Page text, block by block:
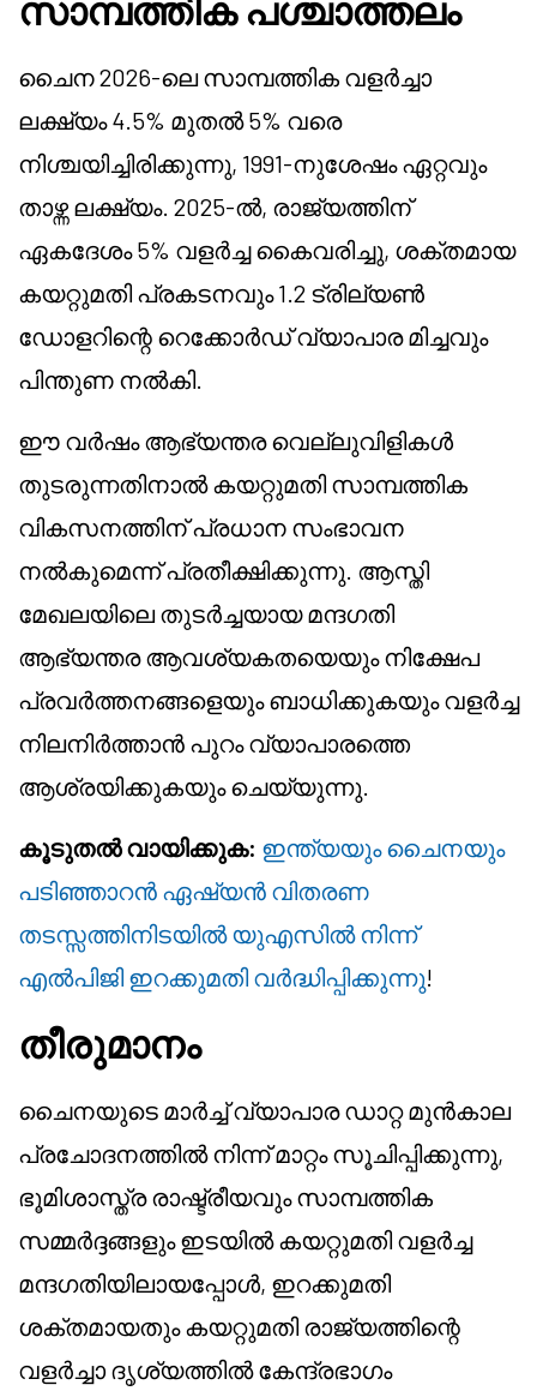
സാമ്പത്തിക പശ്ചാത്തലം
ചൈന 2026-ലെ സാമ്പത്തിക വളർച്ചാ
ലക്ഷ്യം 4.5% മുതൽ 5% വരെ
നിശ്ചയിച്ചിരിക്കുന്നു, 1991-നുശേഷം ഏറ്റവും
താഴ്ന്ന ലക്ഷ്യം. 2025-ൽ, രാജ്യത്തിന്
ഏകദേശം 5% വളർച്ച കൈവരിച്ചു, ശക്തമായ
കയറ്റുമതി പ്രകടനവും 1.2 ട്രില്യൺ
ഡോളറിന്റെ റെക്കോർഡ് വ്യാപാര മിച്ചവും
പിന്തുണ നൽകി.
ഈ വർഷം ആഭ്യന്തര വെല്ലുവിളികൾ
തുടരുന്നതിനാൽ കയറ്റുമതി സാമ്പത്തിക
വികസനത്തിന് പ്രധാന സംഭാവന
നൽകുമെന്ന് പ്രതീക്ഷിക്കുന്നു. ആസ്തി
മേഖലയിലെ തുടർച്ചയായ മന്ദഗതി
ആഭ്യന്തര ആവശ്യകതയെയും നിക്ഷേപ
പ്രവർത്തനങ്ങളെയും ബാധിക്കുകയും വളർച്ച
നിലനിർത്താൻ പുറം വ്യാപാരത്തെ
ആശ്രയിക്കുകയും ചെയ്യുന്നു.
കൂടുതൽ വായിക്കുക: ഇന്ത്യയും ചൈനയും
പടിഞ്ഞാറൻ ഏഷ്യൻ വിതരണ
തടസ്സത്തിനിടയിൽ യുഎസിൽ നിന്ന്
എൽപിജി ഇറക്കുമതി വർദ്ധിപ്പിക്കുന്നു!
തീരുമാനം
ചൈനയുടെ മാർച്ച് വ്യാപാര ഡാറ്റ മുൻകാല
പ്രചോദനത്തിൽ നിന്ന് മാറ്റം സൂചിപ്പിക്കുന്നു,
ഭൂമിശാസ്ത്ര രാഷ്ട്രീയവും സാമ്പത്തിക
സമ്മർദ്ദങ്ങളും ഇടയിൽ കയറ്റുമതി വളർച്ച
മന്ദഗതിയിലായപ്പോൾ, ഇറക്കുമതി
ശക്തമായതും കയറ്റുമതി രാജ്യത്തിന്റെ
വളർച്ചാ ദൃശ്യത്തിൽ കേന്ദ്രഭാഗം